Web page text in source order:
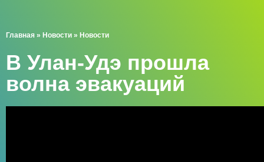
Главная » Новости » Новости
В Улан-Удэ прошла
волна эвакуаций